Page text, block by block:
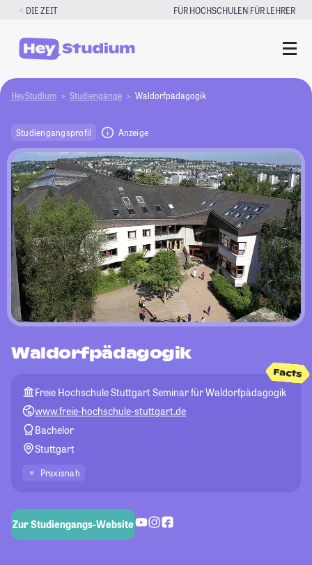
Zum
springen
DIE ZEIT FÜR HOCHSCHULEN|FÜR LEHRER
HeyStudium Studiengänge Waldorfpädagogik
Studiengangsprofil Anzeige
Waldorfpädagogik
Facts
Freie Hochschule Stuttgart Seminar für Waldorfpädagogik
www.freie-hochschule-stuttgart.de
Bachelor
Stuttgart
Praxisnah
Zur Studiengangs-Website